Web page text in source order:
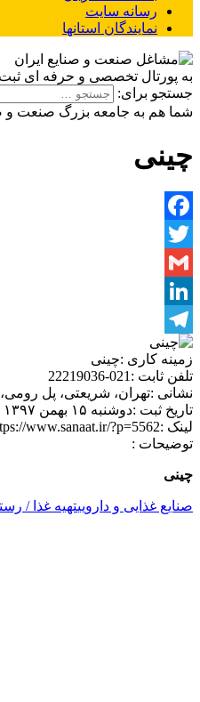
رسانه سایت
نمایندگان استانها
به پورتال تخصصی و حرفه ای
جستجو برای:
شما هم به جامعه بزرگ صنعت و
چینی
Facebook
Twitter
Gmail
LinkedIn
Telegram
زمینه کاری :چینی
تلفن ثابت :021-22219036
نشانی :تهران، شریعتی، پل رومی،
تاریخ ثبت :دوشنبه ۱۵ بهمن ۱۳۹۷
لینک :www.sanaat.ir/?p=5562
توضیحات :
چینی
صنایع غذایی و داروییتهیه غذا /